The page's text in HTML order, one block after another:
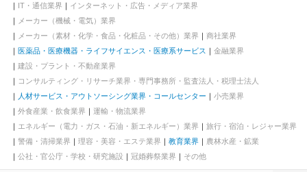
IT・通信業界
インターネット・広告・メディア業界
メーカー（機械・電気）業界
メーカー（素材・化学・食品・化粧品・その他）業界
商社業界
医薬品・医療機器・ライフサイエンス・医療系サービス
金融業界
建設・プラント・不動産業界
コンサルティング・リサーチ業界・専門事務所・監査法人・税理士法人
人材サービス・アウトソーシング業界・コールセンター
小売業界
外食産業・飲食業界
運輸・物流業界
エネルギー（電力・ガス・石油・新エネルギー）業界
旅行・宿泊・レジャー業界
警備・清掃業界
理容・美容・エステ業界 教育業界
農林水産・鉱業
公社・官公庁・学校・研究施設
冠婚葬祭業界 その他